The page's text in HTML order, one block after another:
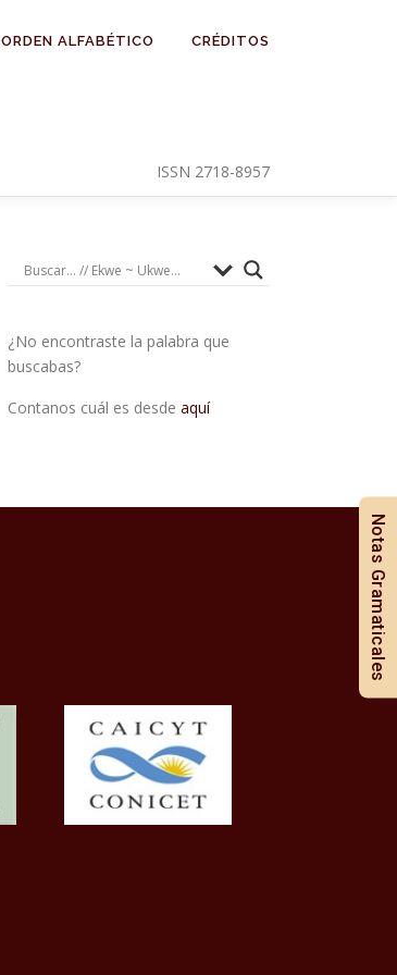
ORDEN ALFABÉTICO CRÉDITOS
ISSN 2718-8957
¿No encontraste la palabra que
buscabas?
Contanos cuál es desde aquí
Notas Gramaticales